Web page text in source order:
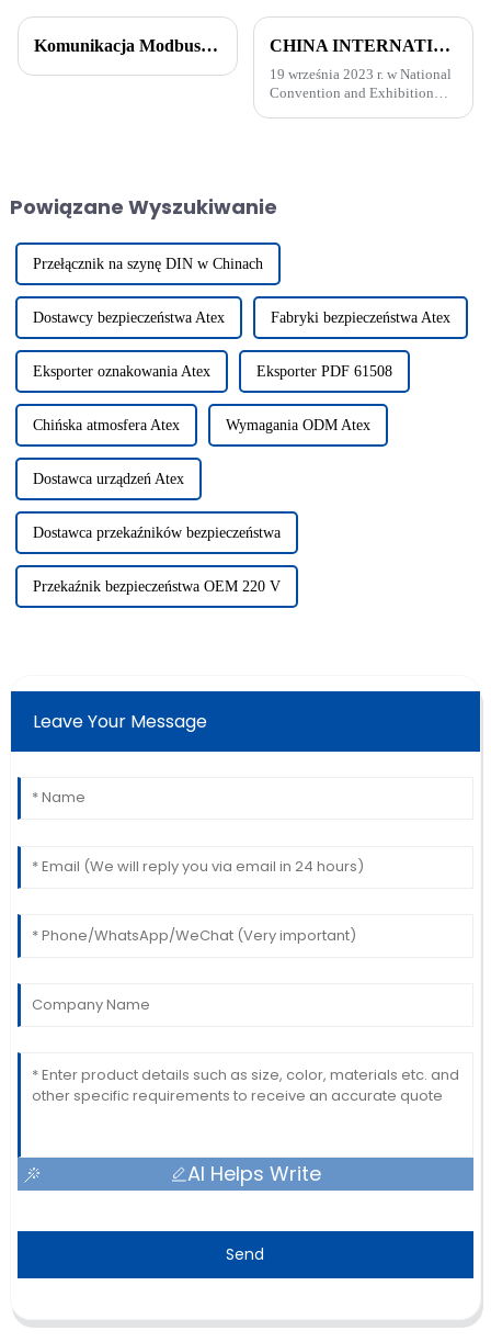
Komunikacja Modbus: klucz do budowy bezproblemowych sieci przemysłowych CHINA INTERNATIONAL INDUSTRY FAIR 2023 - Beijing Pinghe, stoisko nr E265, zapraszamy do odwiedzenia!
19 września 2023 r. w National
Convention and Exhibition
Powiązane Wyszukiwanie
Przełącznik na szynę DIN w Chinach
Dostawcy bezpieczeństwa Atex Fabryki bezpieczeństwa Atex
Eksporter oznakowania Atex Eksporter PDF 61508
Chińska atmosfera Atex Wymagania ODM Atex
Dostawca urządzeń Atex
Dostawca przekaźników bezpieczeństwa
Przekaźnik bezpieczeństwa OEM 220 V
Leave Your Message
AI Helps Write
Send